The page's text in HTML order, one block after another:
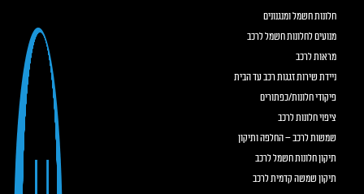
חלונות חשמל ומנגנונים
מנועים לחלונות חשמל לרכב
מראות לרכב
ניידת שירות זגגות רכב עד הבית
פיקודי חלונות/כפתורים
ציפוי חלונות לרכב
שמשות לרכב – החלפה ותיקון
תיקון חלונות חשמל לרכב
תיקון שמשה קדמית לרכב